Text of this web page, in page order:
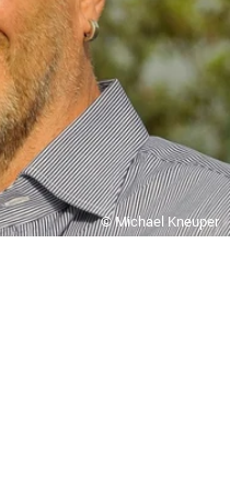
© Michael Kneuper